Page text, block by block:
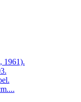
1961).